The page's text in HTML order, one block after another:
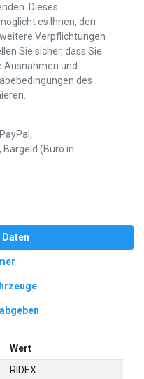
Dieses
es Ihnen, den
Verpflichtungen
Sie sicher, dass Sie
Ausnahmen und
des
Bargeld (Büro in
Wert
RIDEX